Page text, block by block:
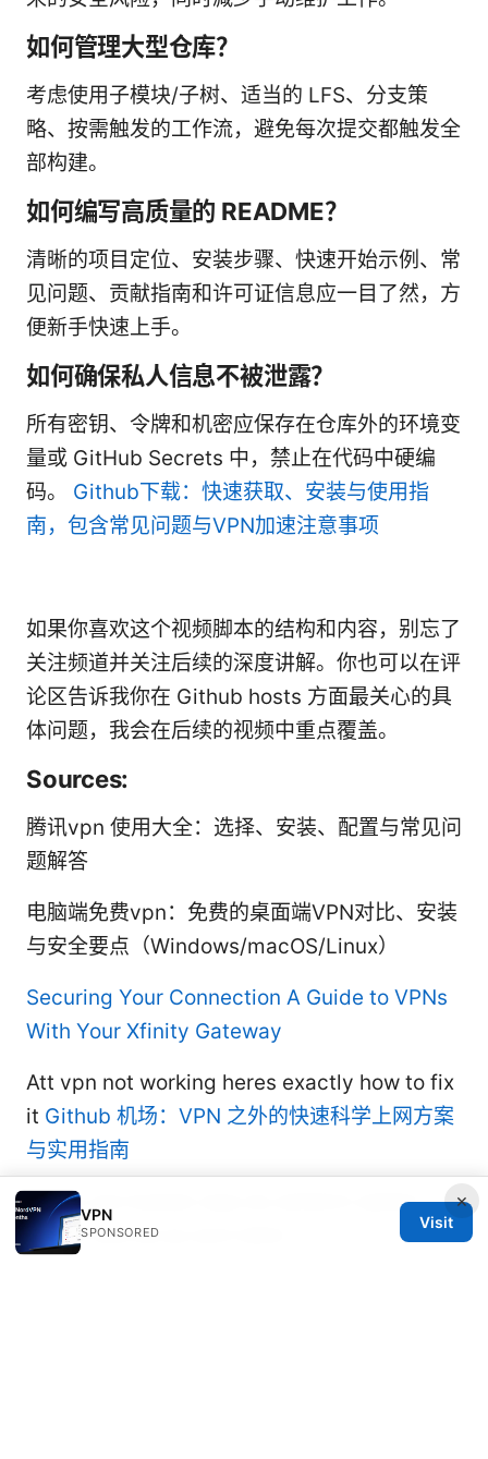
如何管理大型仓库？
考虑使用子模块/子树、适当的 LFS、分支策
略、按需触发的工作流，避免每次提交都触发全
部构建。
如何编写高质量的 README？
清晰的项目定位、安装步骤、快速开始示例、常
见问题、贡献指南和许可证信息应一目了然，方
便新手快速上手。
如何确保私人信息不被泄露？
所有密钥、令牌和机密应保存在仓库外的环境变
量或 GitHub Secrets 中，禁止在代码中硬编
码。 Github下载：快速获取、安装与使用指
南，包含常见问题与VPN加速注意事项
如果你喜欢这个视频脚本的结构和内容，别忘了
关注频道并关注后续的深度讲解。你也可以在评
论区告诉我你在 Github hosts 方面最关心的具
体问题，我会在后续的视频中重点覆盖。
Sources:
腾讯vpn 使用大全：选择、安装、配置与常见问
题解答
电脑端免费vpn：免费的桌面端VPN对比、安装
与安全要点（Windows/macOS/Linux）
Securing Your Connection A Guide to VPNs
With Your Xfinity Gateway
Att vpn not working heres exactly how to fix
it Github 机场：VPN 之外的快速科学上网方案
与实用指南
Brave vpn kosten was du wirklich zahlen
musst und ob es sich lohnt
×
VPN
SPONSORED
Visit